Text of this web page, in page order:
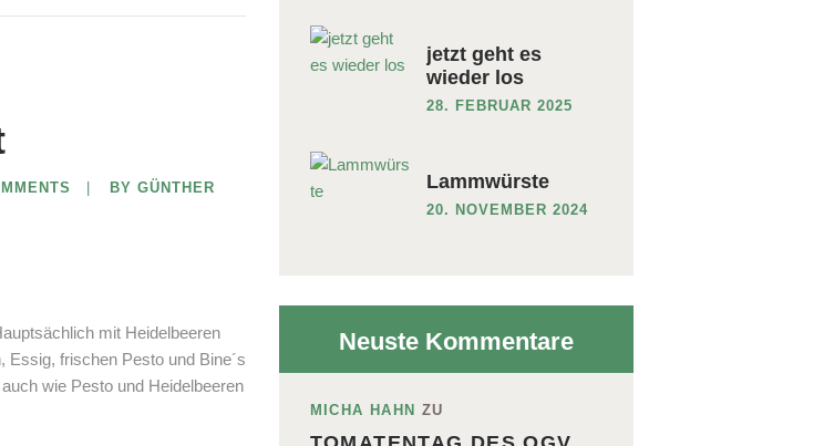
BY GÜNTHER
mit Heidelbeeren
frischen Pesto und Bine´s
wie Pesto und Heidelbeeren
jetzt geht es
wieder los
28. FEBRUAR 2025
Lammwürste
20. NOVEMBER 2024
Neuste Kommentare
MICHA HAHN ZU